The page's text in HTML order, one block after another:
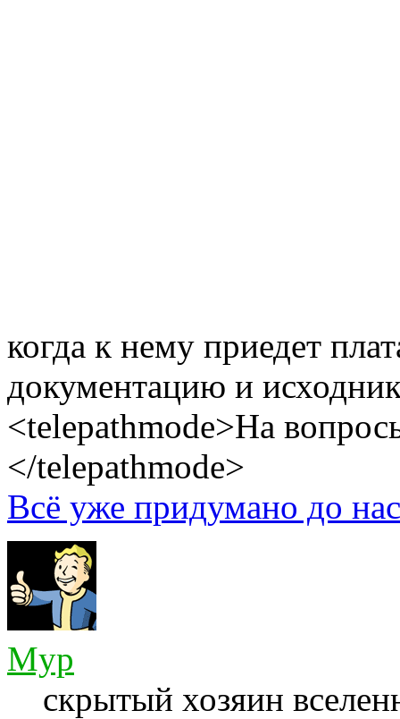
когда к нему приедет
документацию и
<telepathmode>На
</telepathmode>
Всё уже придумано до
Myp
скрытый хозяин